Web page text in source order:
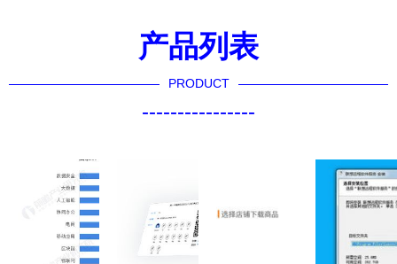
产品列表
PRODUCT
----------------